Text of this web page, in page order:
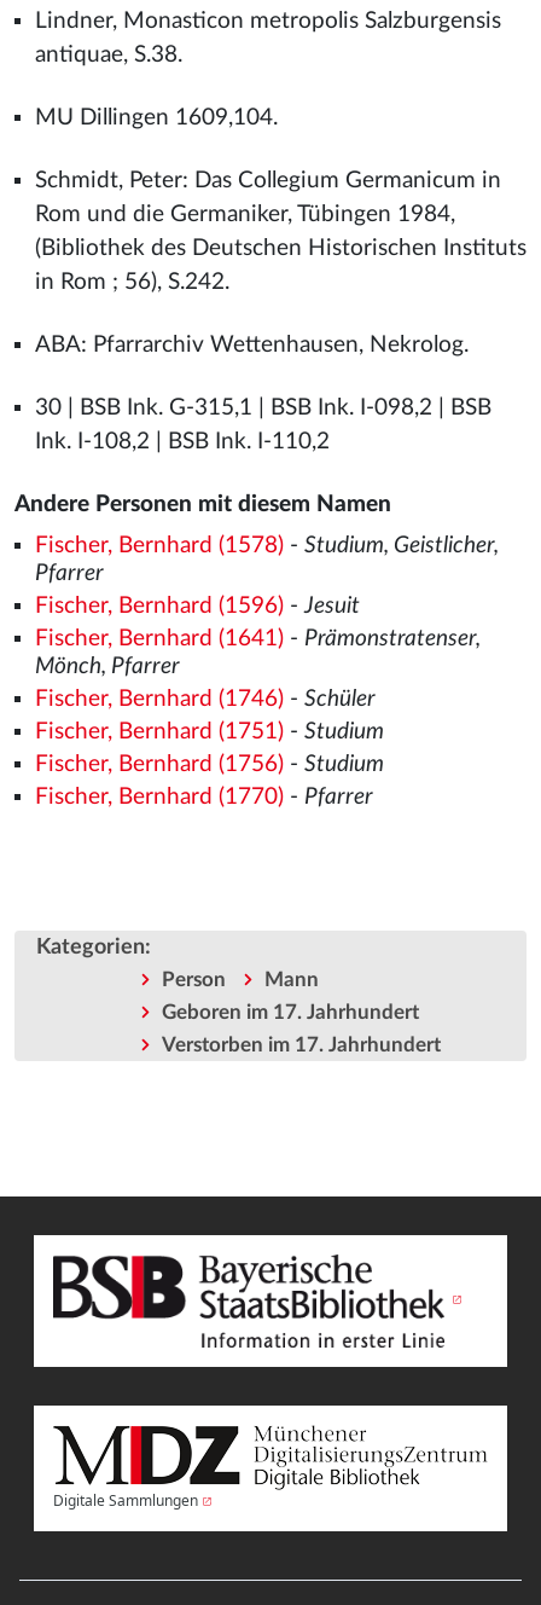
Lindner, Monasticon metropolis Salzburgensis
antiquae, S.38.
MU Dillingen 1609,104.
Schmidt, Peter: Das Collegium Germanicum in
Rom und die Germaniker, Tübingen 1984,
(Bibliothek des Deutschen Historischen Instituts
in Rom ; 56), S.242.
ABA: Pfarrarchiv Wettenhausen, Nekrolog.
30 | BSB Ink. G-315,1 | BSB Ink. I-098,2 | BSB
Ink. I-108,2 | BSB Ink. I-110,2
Andere Personen mit diesem Namen
Fischer, Bernhard (1578)- Studium, Geistlicher,
Pfarrer
Fischer, Bernhard (1596)-Jesuit
Fischer, Bernhard (1641)- Prämonstratenser,
Mönch, Pfarrer
Fischer, Bernhard (1746)- Schüler
Fischer, Bernhard (1751)- Studium
Fischer, Bernhard (1756)- Studium
Fischer, Bernhard (1770)- Pfarrer
Kategorien:
Person
Mann
Geboren im 17. Jahrhundert
Verstorben im 17. Jahrhundert
Digitale Sammlungen